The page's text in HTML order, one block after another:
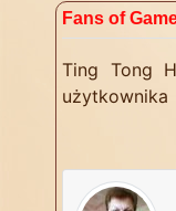
Fans of
Ting Tong
użytkownika